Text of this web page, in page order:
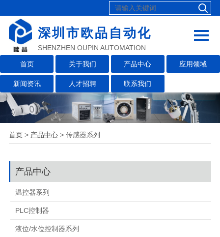
深圳市欧品自动化
SHENZHEN OUPIN AUTOMATION
首页 关于我们 产品中心 应用领域
新闻资讯 人才招聘 联系我们
首页> 产品中心> 传感器系列
产品中心
温控器系列
PLC控制器
液位/水位控制器系列